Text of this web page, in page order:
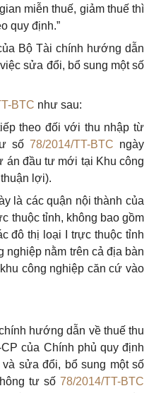
miễn thuế, giảm thuế thì
quy định.”
Bộ Tài chính hướng dẫn
sửa đổi, bổ sung một số
BTC như sau:
theo đối với thu nhập từ
số 78/2014/TT-BTC ngày
án đầu tư mới tại Khu công
lợi).
là các quận nội thành của
thuộc tỉnh, không bao gồm
đô thị loại I trực thuộc tỉnh
nằm trên cả địa bàn
công nghiệp căn cứ vào
hướng dẫn về thuế thu
của Chính phủ quy định
sửa đổi, bổ sung một số
tư số 78/2014/TT-BTC